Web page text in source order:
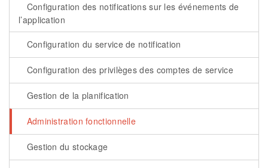
Configuration des notifications sur les événements de
l’application
Configuration du service de notification
Configuration des privilèges des comptes de service
Gestion de la planification
Administration fonctionnelle
Gestion du stockage